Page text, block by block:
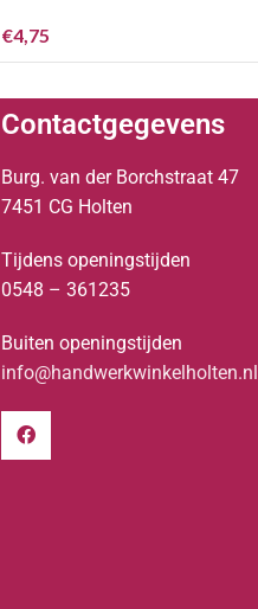
€4,75
Contactgegevens
Burg. van der Borchstraat 47
7451 CG Holten
Tijdens openingstijden
0548 – 361235
Buiten openingstijden
info@handwerkwinkelholten.nl